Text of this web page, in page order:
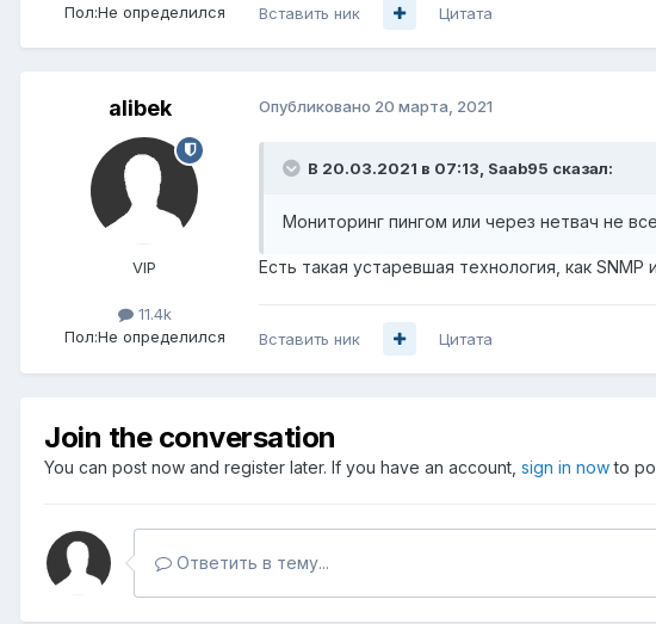
Пол:Не определился Вставить ник Цитата
alibek
VIP
11.4k
Пол:Не определился
Опубликовано 20 марта, 2021
В 20.03.2021 в 07:13, Saab95 сказал:
Мониторинг пингом или через нетвач не
Есть такая устаревшая технология, как SNMP
Вставить ник Цитата
Join the conversation
You can post now and register later. If you have an account, sign in nowto
Ответить в тему...